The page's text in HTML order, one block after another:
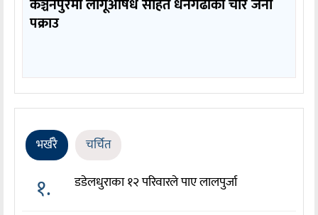
कञ्चनपुरमा लागूऔषध सहित धनगढीका चार जना
पक्राउ
भर्खरै चर्चित
१. डडेलधुराका १२ परिवारले पाए लालपुर्जा